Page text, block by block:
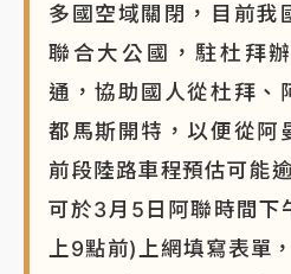
多國空域關閉，目前我
聯合大公國，駐杜拜
通，協助國人從杜拜、
都馬斯開特，以便從阿
前段陸路車程預估可能
可於3月5日阿聯時間下
上9點前)上網填寫表單